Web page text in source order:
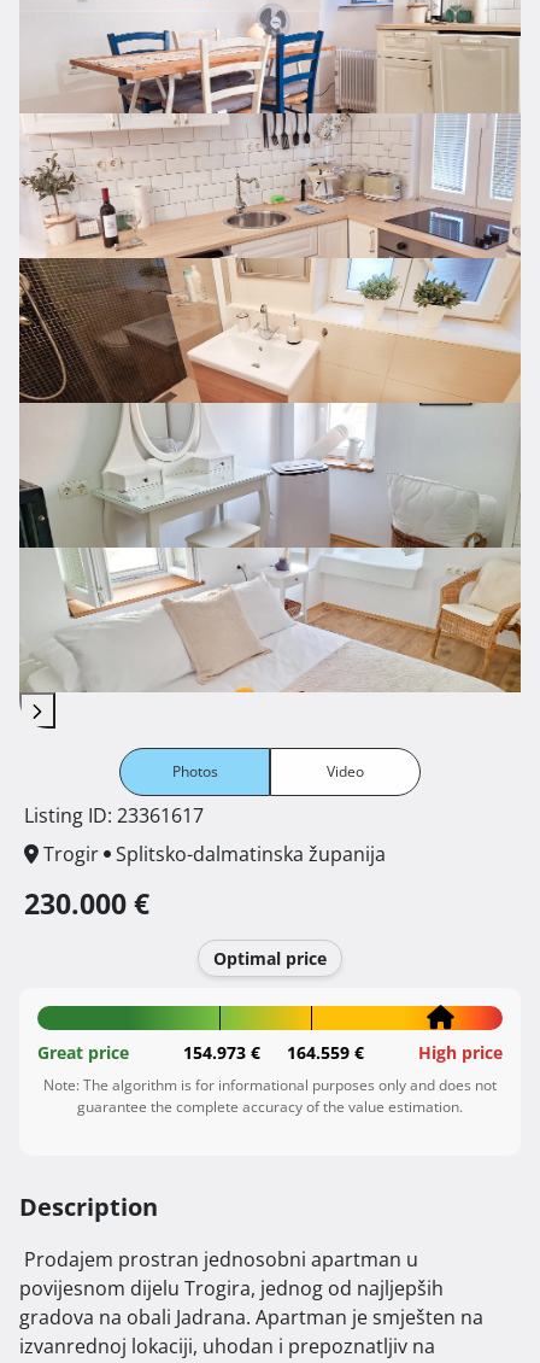
Photos Video
Listing ID: 23361617
Trogir
Splitsko-dalmatinska županija
230.000 €
Optimal price
Great price 154.973 € 164.559 € High price
Note: The algorithm is for informational purposes only and does not
guarantee the complete accuracy of the value estimation.
Description
povijesnom dijelu Trogira, jednog od najljepših
gradova na obali Jadrana. Apartman je smješten na
izvanrednoj lokaciji, uhodan i prepoznatljiv na